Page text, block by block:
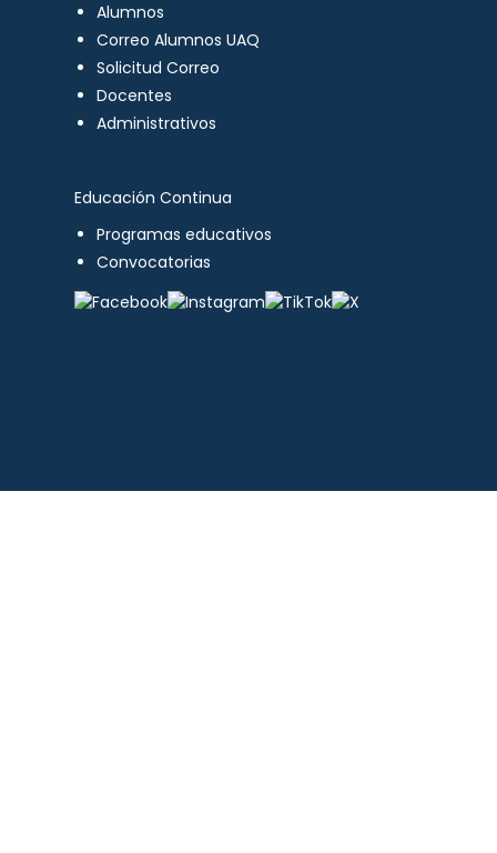
Alumnos
Correo Alumnos UAQ
Solicitud Correo
Docentes
Administrativos
Educación Continua
Programas educativos
Convocatorias